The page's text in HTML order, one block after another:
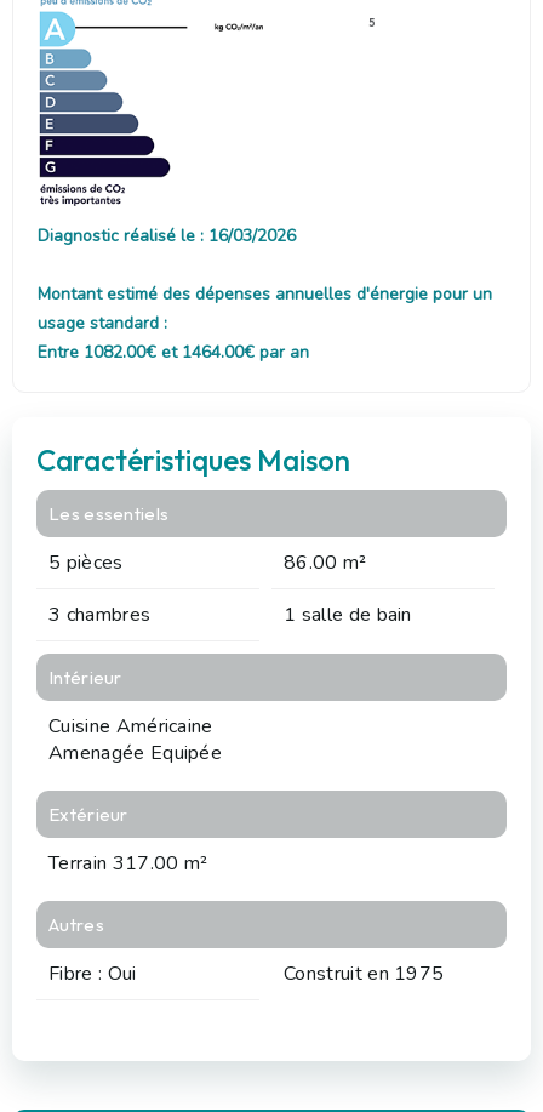
5
Diagnostic réalisé le : 16/03/2026
Montant estimé des dépenses annuelles d'énergie pour un
usage standard :
Entre 1082.00€ et 1464.00€ par an
Caractéristiques Maison
Les essentiels
5 pièces
86.00 m²
3 chambres
1 salle de bain
Intérieur
Cuisine Américaine
Amenagée Equipée
Extérieur
Terrain 317.00 m²
Autres
Fibre : Oui Construit en 1975